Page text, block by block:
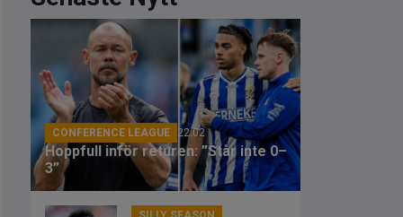
CONFERENCE LEAGUE 22:02
Hoppfull inför returen: ”Står inte 0–
3”